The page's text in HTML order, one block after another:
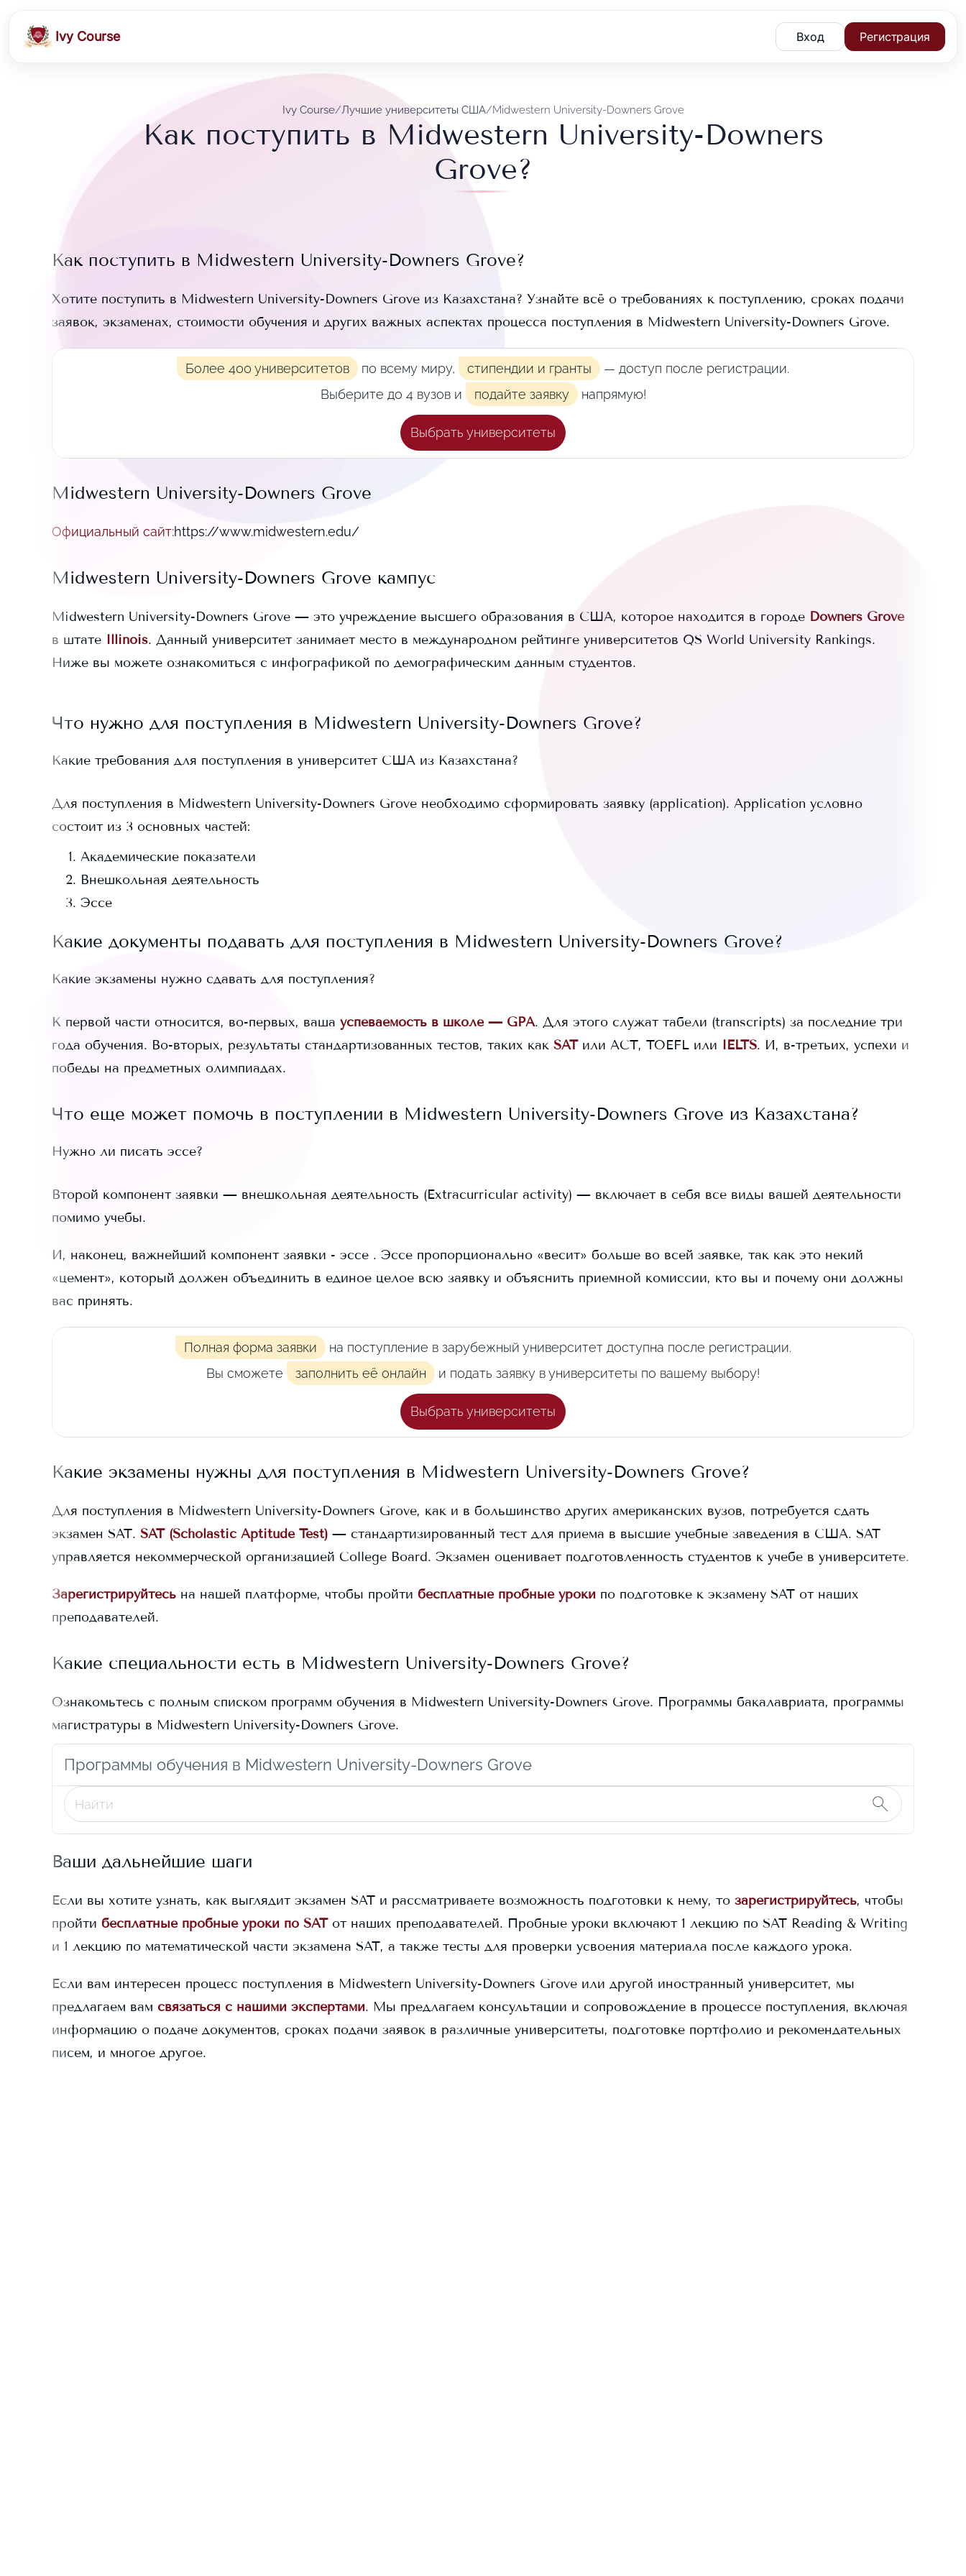
Ivy Course Вход Регистрация
Ivy Course/Лучшие университеты США/Midwestern University-Downers Grove
Как поступить в Midwestern University-Downers
Grove?
Как поступить в Midwestern University-Downers Grove?
Хотите поступить в Midwestern University-Downers Grove из Казахстана? Узнайте всё о требованиях к поступлению, сроках подачи
заявок, экзаменах, стоимости обучения и других важных аспектах процесса поступления в Midwestern University-Downers Grove.
Более 400 университетов по всему миру, стипендии и гранты
— доступ после регистрации.
Выберите до 4 вузов и
подайте заявку напрямую!
Выбрать университеты
Midwestern University-Downers Grove
Официальный сайт:https://www.midwestern.edu/
Midwestern University-Downers Grove кампус
Midwestern University-Downers Grove — это учреждение высшего образования в США, которое находится в городе Downers Grove
в штате Illinois. Данный университет занимает место в международном рейтинге университетов QS World University Rankings.
Ниже вы можете ознакомиться с инфографикой по демографическим данным студентов.
Что нужно для поступления в Midwestern University-Downers Grove?
Какие требования для поступления в университет США из Казахстана?
Для поступления в Midwestern University-Downers Grove необходимо сформировать заявку (application). Application условно
состоит из 3 основных частей:
Академические показатели
Внешкольная деятельность
Эссе
Какие документы подавать для поступления в Midwestern University-Downers Grove?
Какие экзамены нужно сдавать для поступления?
К первой части относится, во-первых, ваша успеваемость в школе — GPA. Для этого служат табели (transcripts) за последние три
года обучения. Во-вторых, результаты стандартизованных тестов, таких как SAT или ACT, TOEFL или IELTS. И, в-третьих, успехи и
победы на предметных олимпиадах.
Что еще может помочь в поступлении в Midwestern University-Downers Grove из Казахстана?
Нужно ли писать эссе?
Второй компонент заявки — внешкольная деятельность (Extracurricular activity) — включает в себя все виды вашей деятельности
помимо учебы.
И, наконец, важнейший компонент заявки - эссе . Эссе пропорционально «весит» больше во всей заявке, так как это некий
«цемент», который должен объединить в единое целое всю заявку и объяснить приемной комиссии, кто вы и почему они должны
вас принять.
Полная форма заявки на поступление в зарубежный университет доступна после регистрации.
Вы сможете
заполнить её онлайн и подать заявку в университеты по вашему выбору!
Выбрать университеты
Какие экзамены нужны для поступления в Midwestern University-Downers Grove?
Для поступления в Midwestern University-Downers Grove, как и в большинство других американских вузов, потребуется сдать
экзамен SAT. SAT (Scholastic Aptitude Test) — стандартизированный тест для приема в высшие учебные заведения в США. SAT
управляется некоммерческой организацией College Board. Экзамен оценивает подготовленность студентов к учебе в университете.
Зарегистрируйтесь на нашей платформе, чтобы пройти бесплатные пробные уроки по подготовке к экзамену SAT от наших
преподавателей.
Какие специальности есть в Midwestern University-Downers Grove?
Ознакомьтесь с полным списком программ обучения в Midwestern University-Downers Grove. Программы бакалавриата, программы
магистратуры в Midwestern University-Downers Grove.
Программы обучения в Midwestern University-Downers Grove
Ваши дальнейшие шаги
Если вы хотите узнать, как выглядит экзамен SAT и рассматриваете возможность подготовки к нему, то зарегистрируйтесь, чтобы
пройти бесплатные пробные уроки по SAT от наших преподавателей. Пробные уроки включают 1 лекцию по SAT Reading & Writing
и 1 лекцию по математической части экзамена SAT, а также тесты для проверки усвоения материала после каждого урока.
Если вам интересен процесс поступления в Midwestern University-Downers Grove или другой иностранный университет, мы
предлагаем вам связаться с нашими экспертами. Мы предлагаем консультации и сопровождение в процессе поступления, включая
информацию о подаче документов, сроках подачи заявок в различные университеты, подготовке портфолио и рекомендательных
писем, и многое другое.